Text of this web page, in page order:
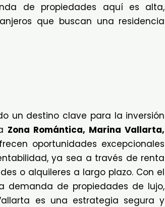
de propiedades aquí es alta,
que buscan una residencia
un destino clave para la inversión
Zona Romántica, Marina Vallarta,
oportunidades excepcionales
ya sea a través de renta
o alquileres a largo plazo. Con el
demanda de propiedades de lujo,
es una estrategia segura y